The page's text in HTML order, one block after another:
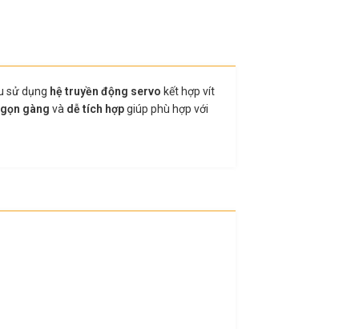
sử dụng hệ truyền động servo kết hợp vít
gọn gàng và dễ tích hợpgiúp phù hợp với